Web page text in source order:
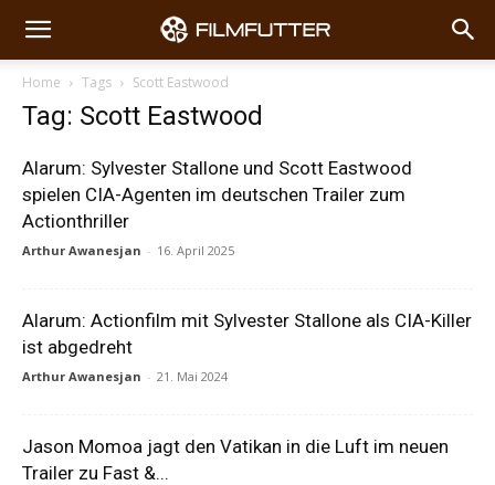
Home Tags Scott Eastwood
Tag: Scott Eastwood
Alarum: Sylvester Stallone und Scott Eastwood
spielen CIA-Agenten im deutschen Trailer zum
Actionthriller
Arthur Awanesjan - 16. April 2025
Alarum: Actionfilm mit Sylvester Stallone als CIA-Killer
ist abgedreht
Arthur Awanesjan - 21. Mai 2024
Jason Momoa jagt den Vatikan in die Luft im neuen
Trailer zu Fast &...